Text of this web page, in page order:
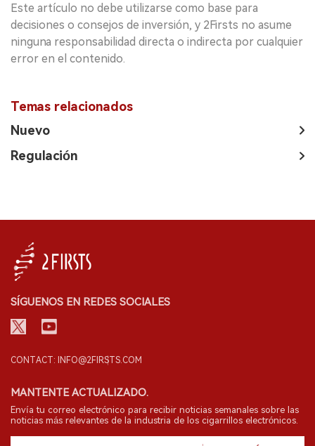
Este artículo no debe utilizarse como base para
decisiones o consejos de inversión, y 2Firsts no asume
ninguna responsabilidad directa o indirecta por cualquier
error en el contenido.
Temas relacionados
Nuevo
Regulación
SÍGUENOS EN REDES SOCIALES
CONTACT: INFO@2FIRSTS.COM
MANTENTE ACTUALIZADO.
Envía tu correo electrónico para recibir noticias semanales sobre las
noticias más relevantes de la industria de los cigarrillos electrónicos.